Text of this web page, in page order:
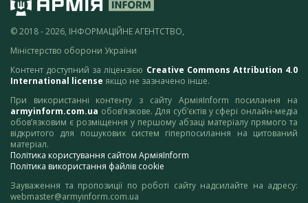
© 2018 - 2026, ІНФОРМАЦІЙНЕ АГЕНТСТВО,
Міністерство оборони України
Контент доступний за ліцензією Creative Commons Attribution 4.0
International license якщо не зазначено інше.
При використанні контенту з сайту АрміяInform посилання на
armyinform.com.ua обов’язкове. Для суб’єктів у сфері онлайн-медіа
обов’язковим є розміщення у першому абзаці матеріалу прямого та
відкритого для пошукових систем гіперпосилання на цитований
матеріал.
Політика користування сайтом АрміяInform
Політика використання файлів cookie
Зауваження та пропозиції по роботі сайту надсилайте на адресу:
webmaster@armyinform.com.ua